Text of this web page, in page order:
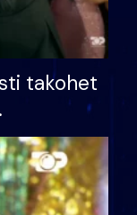
takohet
letër